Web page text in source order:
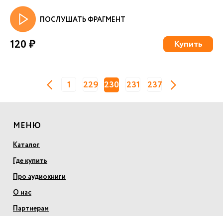
ПОСЛУШАТЬ ФРАГМЕНТ
120 ₽ Купить
1 229 230 231 237
МЕНЮ
Каталог
Где купить
Про аудиокниги
О нас
Партнерам